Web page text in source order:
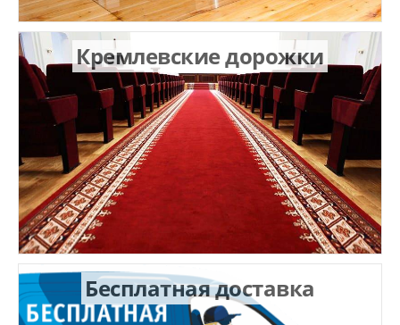
Кремлевские дорожки
Бесплатная доставка